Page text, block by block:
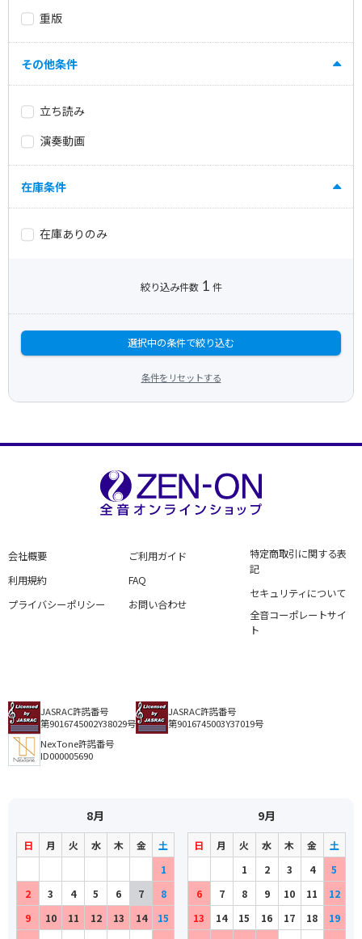
重版
その他条件
立ち読み
演奏動画
在庫条件
在庫ありのみ
絞り込み件数 1 件
選択中の条件で絞り込む
条件をリセットする
会社概要
利用規約
プライバシーポリシー
ご利用ガイド
FAQ
お問い合わせ
特定商取引に関する表
記
セキュリティについて
全音コーポレートサイ
ト
JASRAC許諾番号
第9016745002Y38029号
JASRAC許諾番号
第9016745003Y37019号
NexTone許諾番号
ID000005690
8月
日 月 火 水 木 金
土
1
2
3 4 5 6 7
8
9
10 11 12 13 14
15
9月
日 月 火 水 木 金
土
1
2 3 4
5
6
7 8 9 10 11
12
13
14 15 16 17 18
19